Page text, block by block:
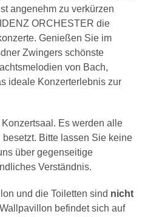
angenehm zu verkürzen
ORCHESTER die
Genießen Sie im
Zwingers schönste
von Bach,
ideale Konzerterlebnis zur
Es werden alle
Bitte lassen Sie keine
über gegenseitige
Verständnis.
und die Toiletten sind nicht
befindet sich auf